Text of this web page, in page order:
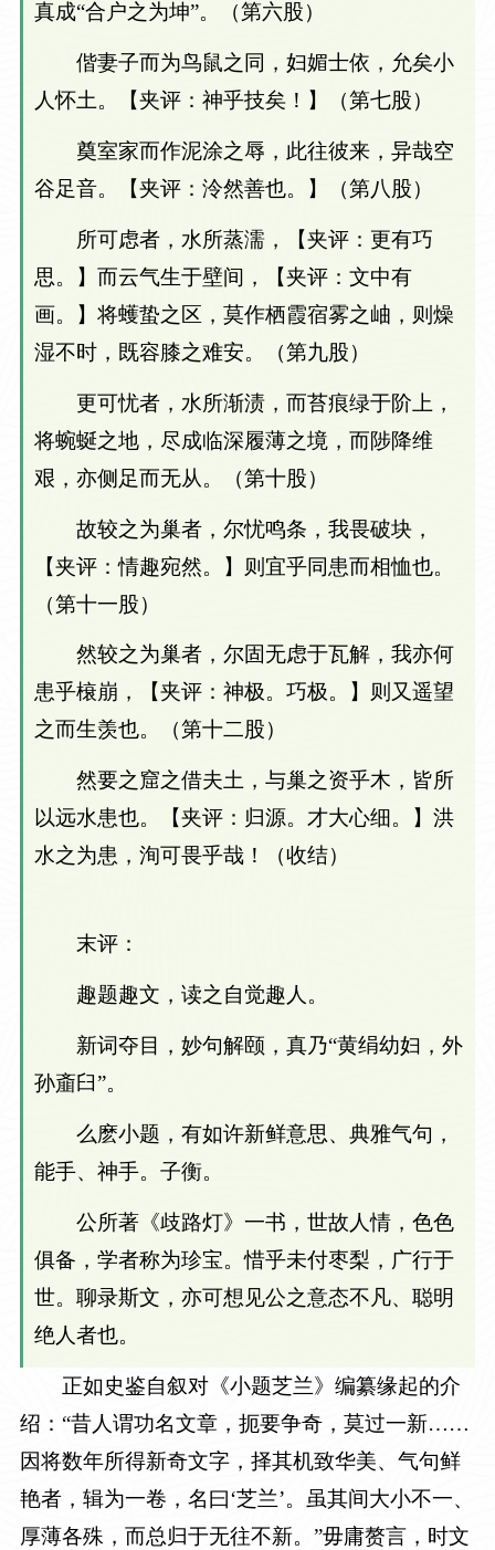
真成“合户之为坤”。（第六股）
偕妻子而为鸟鼠之同，妇媚士依，允矣小
人怀土。【夹评：神乎技矣！】（第七股）
奠室家而作泥涂之辱，此往彼来，异哉空
谷足音。【夹评：泠然善也。】（第八股）
所可虑者，水所蒸濡，【夹评：更有巧
思。】而云气生于壁间，【夹评：文中有
画。】将蠖蛰之区，莫作栖霞宿雾之岫，则燥
湿不时，既容膝之难安。（第九股）
更可忧者，水所渐渍，而苔痕绿于阶上，
将蜿蜒之地，尽成临深履薄之境，而陟降维
艰，亦侧足而无从。（第十股）
故较之为巢者，尔忧鸣条，我畏破块，
【夹评：情趣宛然。】则宜乎同患而相恤也。
（第十一股）
然较之为巢者，尔固无虑于瓦解，我亦何
患乎榱崩，【夹评：神极。巧极。】则又遥望
之而生羡也。（第十二股）
然要之窟之借夫土，与巢之资乎木，皆所
以远水患也。【夹评：归源。才大心细。】洪
水之为患，洵可畏乎哉！（收结）
末评：
趣题趣文，读之自觉趣人。
新词夺目，妙句解颐，真乃“黄绢幼妇，外
孙齑臼”。
么麽小题，有如许新鲜意思、典雅气句，
能手、神手。子衡。
公所著《歧路灯》一书，世故人情，色色
俱备，学者称为珍宝。惜乎未付枣梨，广行于
世。聊录斯文，亦可想见公之意态不凡、聪明
绝人者也。
正如史鉴自叙对《小题芝兰》编纂缘起的介
绍：“昔人谓功名文章，扼要争奇，莫过一新……
因将数年所得新奇文字，择其机致华美、气句鲜
艳者，辑为一卷，名曰‘芝兰’。虽其间大小不一、
厚薄各殊，而总归于无往不新。”毋庸赘言，时文